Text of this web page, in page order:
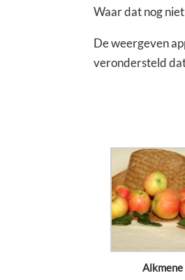
Waar dat nog
De weergeven
verondersteld
Alkmene